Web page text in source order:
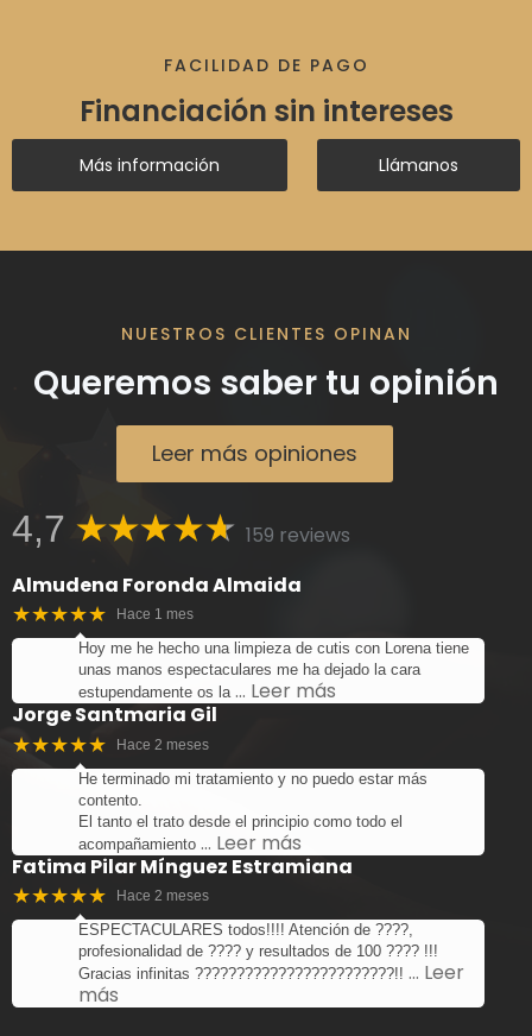
FACILIDAD DE PAGO
Financiación sin intereses
Más información Llámanos
NUESTROS CLIENTES OPINAN
Queremos saber tu opinión
Leer más opiniones
4,7
159 reviews
Almudena Foronda Almaida
★★★★★ Hace 1 mes
Hoy me he hecho una limpieza de cutis con Lorena tiene
unas manos espectaculares me ha dejado la cara
estupendamente os la … Leer más
Jorge Santmaria Gil
★★★★★ Hace 2 meses
He terminado mi tratamiento y no puedo estar más
contento.
El tanto el trato desde el principio como todo el
acompañamiento … Leer más
Fatima Pilar Mínguez Estramiana
★★★★★ Hace 2 meses
ESPECTACULARES todos!!!! Atención de ????,
profesionalidad de ???? y resultados de 100 ???? !!!
Gracias infinitas ????????????????????????!! … Leer
más